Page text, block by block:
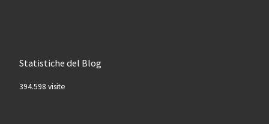
Statistiche del Blog
394.598 visite